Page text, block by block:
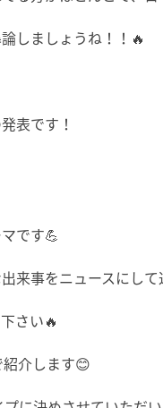
しましょうね！！🔥
表です！
です💪
来事をニュースにして
さい🔥
介します😊